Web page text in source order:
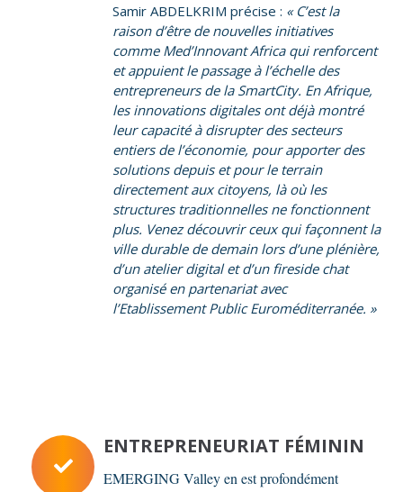
Samir ABDELKRIM précise : « C’est la
raison d’être de nouvelles initiatives
comme Med’Innovant Africa qui renforcent
et appuient le passage à l’échelle des
entrepreneurs de la SmartCity. En Afrique,
les innovations digitales ont déjà montré
leur capacité à disrupter des secteurs
entiers de l’économie, pour apporter des
solutions depuis et pour le terrain
directement aux citoyens, là où les
structures traditionnelles ne fonctionnent
plus. Venez découvrir ceux qui façonnent la
ville durable de demain lors d’une plénière,
d’un atelier digital et d’un fireside chat
organisé en partenariat avec
l’Etablissement Public Euroméditerranée. »
ENTREPRENEURIAT FÉMININ
EMERGING Valley en est profondément